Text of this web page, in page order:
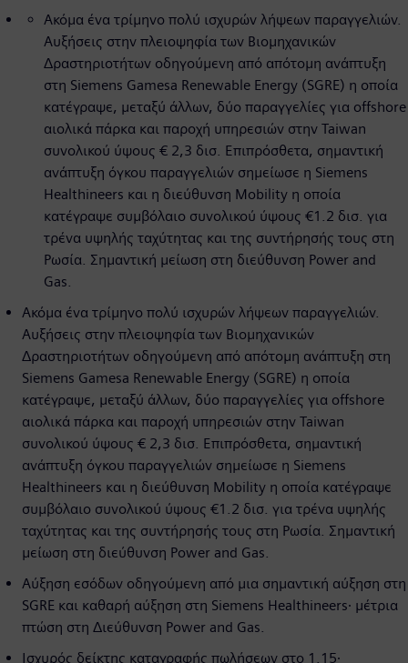
Ακόμα ένα τρίμηνο πολύ ισχυρών λήψεων παραγγελιών.
Αυξήσεις στην πλειοψηφία των Βιομηχανικών
Δραστηριοτήτων οδηγούμενη από απότομη ανάπτυξη
στη Siemens Gamesa Renewable Energy (SGRE) η οποία
κατέγραψε, μεταξύ άλλων, δύο παραγγελίες για offshore
αιολικά πάρκα και παροχή υπηρεσιών στην Taiwan
συνολικού ύψους € 2,3 δισ. Επιπρόσθετα, σημαντική
ανάπτυξη όγκου παραγγελιών σημείωσε η Siemens
Healthineers και η διεύθυνση Μobility η οποία
κατέγραψε συμβόλαιο συνολικού ύψους €1.2 δισ. για
τρένα υψηλής ταχύτητας και της συντήρησής τους στη
Ρωσία. Σημαντική μείωση στη διεύθυνση Power and
Gas.
Ακόμα ένα τρίμηνο πολύ ισχυρών λήψεων παραγγελιών.
Αυξήσεις στην πλειοψηφία των Βιομηχανικών
Δραστηριοτήτων οδηγούμενη από απότομη ανάπτυξη στη
Siemens Gamesa Renewable Energy (SGRE) η οποία
κατέγραψε, μεταξύ άλλων, δύο παραγγελίες για offshore
αιολικά πάρκα και παροχή υπηρεσιών στην Taiwan
συνολικού ύψους € 2,3 δισ. Επιπρόσθετα, σημαντική
ανάπτυξη όγκου παραγγελιών σημείωσε η Siemens
Healthineers και η διεύθυνση Μobility η οποία κατέγραψε
συμβόλαιο συνολικού ύψους €1.2 δισ. για τρένα υψηλής
ταχύτητας και της συντήρησής τους στη Ρωσία. Σημαντική
μείωση στη διεύθυνση Power and Gas.
Αύξηση εσόδων οδηγούμενη από μια σημαντική αύξηση στη
SGRE και καθαρή αύξηση στη Siemens Healthineers∙ μέτρια
πτώση στη Διεύθυνση Power and Gas.
Ισχυρός δείκτης καταγραφής πωλήσεων στο 1.15∙